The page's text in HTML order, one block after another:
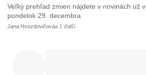
Veľký prehľad zmien nájdete v novinách už v
pondelok 29. decembra
Jana Hvozdovičováa 1 ďalší